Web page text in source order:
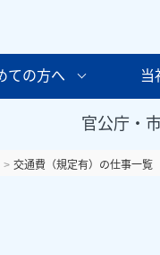
ての方へ 当
官公庁・
交通費（規定有）の仕事一覧